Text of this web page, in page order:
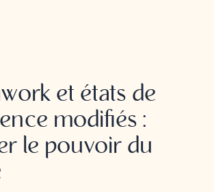
et états de
modifiés :
le pouvoir du